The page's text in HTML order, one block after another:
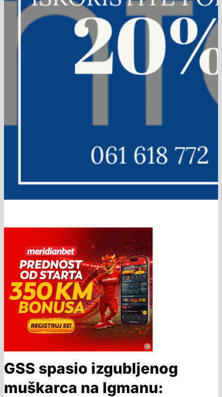
GSS spasio izgubljenog
muškarca na Igmanu: